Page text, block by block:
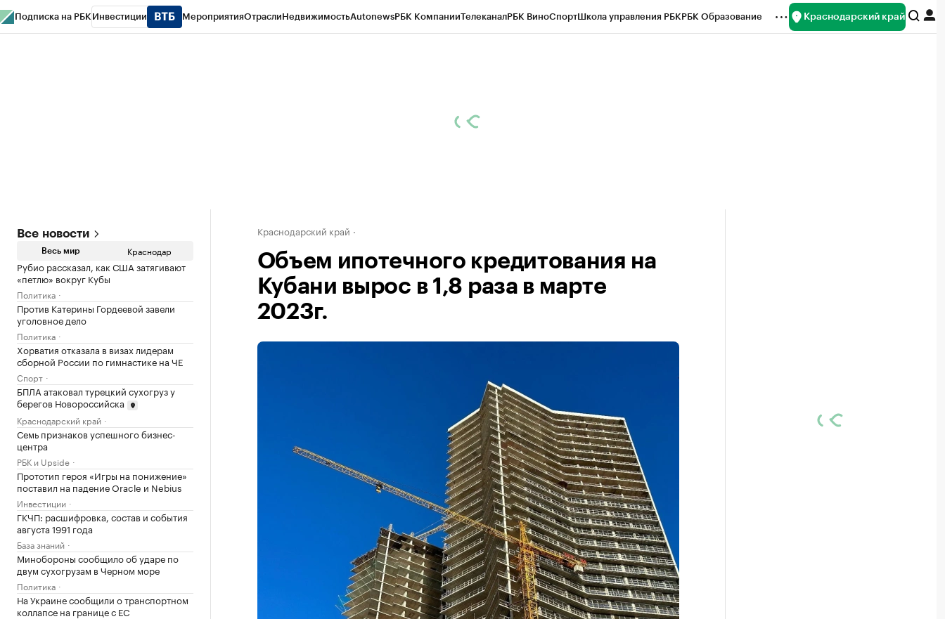
Подписка на РБК Инвестиции МероприятияОтраслиНедвижимостьAutonewsРБК КомпанииТелеканалРБК ВиноСпортШкола управления РБКРБК Образование Краснодарский край
Все новости
Весь мир Краснодар
Рубио рассказал, как США затягивают
«петлю» вокруг Кубы
Политика
Против Катерины Гордеевой завели
уголовное дело
Политика
Хорватия отказала в визах лидерам
сборной России по гимнастике на ЧЕ
Спорт
БПЛА атаковал турецкий сухогруз у
берегов Новороссийска
Краснодарский край
Семь признаков успешного бизнес-
центра
РБК и Upside
Прототип героя «Игры на понижение»
поставил на падение Oracle и Nebius
Инвестиции
ГКЧП: расшифровка, состав и события
августа 1991 года
База знаний
Минобороны сообщило об ударе по
двум сухогрузам в Черном море
Политика
На Украине сообщили о транспортном
коллапсе на границе с ЕС
Краснодарский край
Объем ипотечного кредитования на
Кубани вырос в 1,8 раза в марте
2023г.